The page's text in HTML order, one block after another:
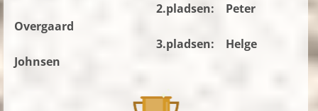
2.pladsen: Peter
Overgaard
3.pladsen: Helge
Johnsen